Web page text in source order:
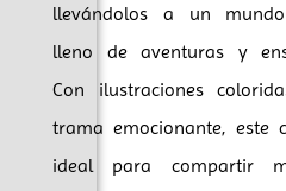
llevándolos a un
lleno de aventuras y
Con ilustraciones
trama emocionante, este
ideal para compartir